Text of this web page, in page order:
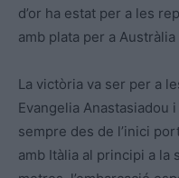
d’or ha estat per a les
amb plata per a
La victòria va ser per a
Evangelia Anastasiadou
sempre des de l’inici
amb Itàlia al principi a la